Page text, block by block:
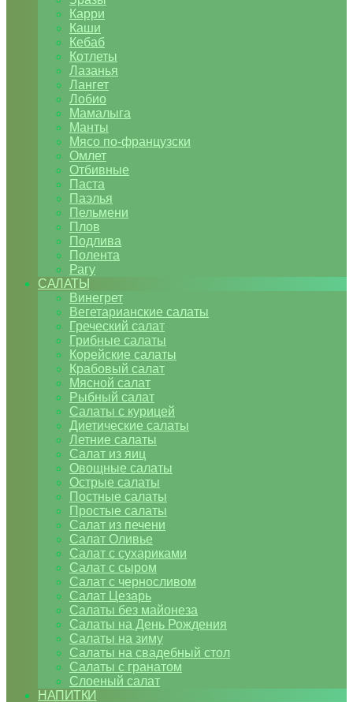
Карри
Каши
Кебаб
Котлеты
Лазанья
Лангет
Лобио
Мамалыга
Манты
Мясо по-французски
Омлет
Отбивные
Паста
Паэлья
Пельмени
Плов
Подлива
Полента
Рагу
САЛАТЫ
Винегрет
Вегетарианские салаты
Греческий салат
Грибные салаты
Корейские салаты
Крабовый салат
Мясной салат
Рыбный салат
Салаты с курицей
Диетические салаты
Летние салаты
Салат из яиц
Овощные салаты
Острые салаты
Постные салаты
Простые салаты
Салат из печени
Салат Оливье
Салат с сухариками
Салат с сыром
Салат с черносливом
Салат Цезарь
Салаты без майонеза
Салаты на День Рождения
Салаты на зиму
Салаты на свадебный стол
Салаты с гранатом
Слоеный салат
НАПИТКИ